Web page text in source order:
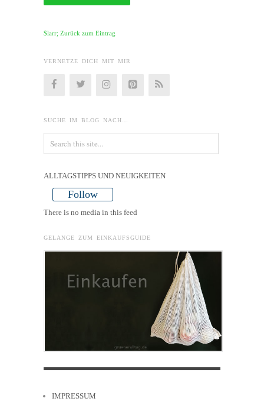
$larr; Zurück zum Eintrag
VERNETZE DICH MIT MIR
SUCHE IM BLOG NACH…
ALLTAGSTIPPS UND NEUIGKEITEN
Follow
There is no media in this feed
GELANGE ZUM EINKAUFSGUIDE
IMPRESSUM